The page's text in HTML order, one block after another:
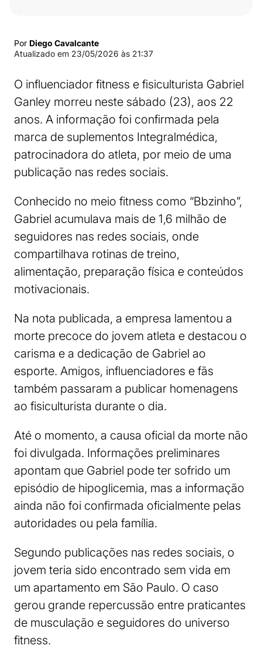
Por Diego Cavalcante
Atualizado em 23/05/2026 às 21:37
O influenciador fitness e fisiculturista Gabriel
Ganley morreu neste sábado (23), aos 22
anos. A informação foi confirmada pela
marca de suplementos Integralmédica,
patrocinadora do atleta, por meio de uma
publicação nas redes sociais.
Conhecido no meio fitness como “Bbzinho”,
Gabriel acumulava mais de 1,6 milhão de
seguidores nas redes sociais, onde
compartilhava rotinas de treino,
alimentação, preparação física e conteúdos
motivacionais.
Na nota publicada, a empresa lamentou a
morte precoce do jovem atleta e destacou o
carisma e a dedicação de Gabriel ao
esporte. Amigos, influenciadores e fãs
também passaram a publicar homenagens
ao fisiculturista durante o dia.
Até o momento, a causa oficial da morte não
foi divulgada. Informações preliminares
apontam que Gabriel pode ter sofrido um
episódio de hipoglicemia, mas a informação
ainda não foi confirmada oficialmente pelas
autoridades ou pela família.
Segundo publicações nas redes sociais, o
jovem teria sido encontrado sem vida em
um apartamento em São Paulo. O caso
gerou grande repercussão entre praticantes
de musculação e seguidores do universo
fitness.